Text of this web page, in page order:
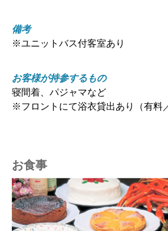
備考
※ユニットバス付客室あり
お客様が持参するもの
寝間着、パジャマなど
※フロントにて浴衣貸出あり（有料
お食事